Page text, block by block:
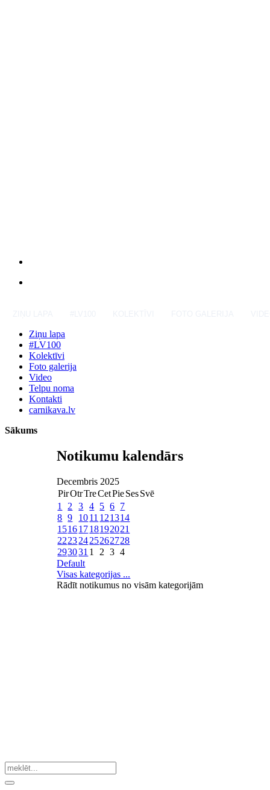
Ziņu lapa
#LV100
Kolektīvi
Foto galerija
Video
Telpu noma
Kontakti
carnikava.lv
Sākums
Notikumu kalendārs
Decembris 2025
PirOtrTreCetPieSesSvē
1
2 3 4 5 6 7
8 9 1011 121314
15161718192021
22232425262728
293031 1 2 3 4
Default
Visas kategorijas ...
Rādīt notikumus no visām kategorijām